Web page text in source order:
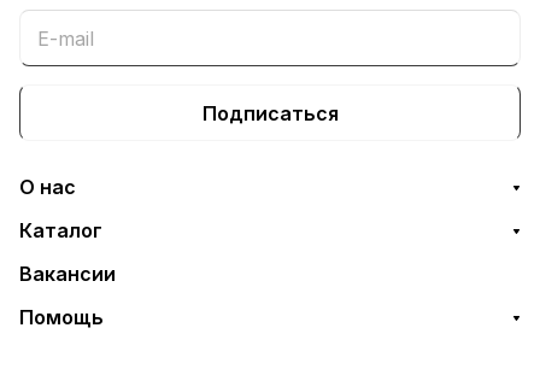
Подписаться
О нас
Каталог
Вакансии
Помощь